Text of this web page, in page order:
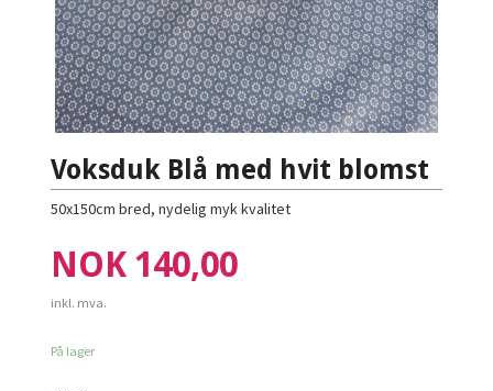
Voksduk Blå med hvit blomst
50x150cm bred, nydelig myk kvalitet
Pris
NOK 140,00
inkl. mva.
På lager